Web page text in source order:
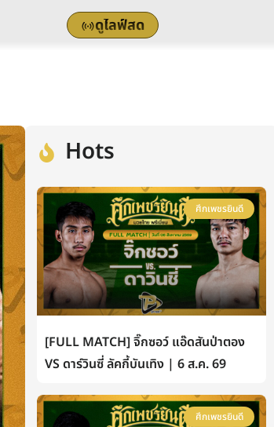
ดูไลฟ์สด
Hots
ศึกเพชรยินดี
[FULL MATCH] จิ๊กซอว์ แอ๊ดสันป่าตอง
VS ดาร์วินซี่ ลัคกี้บันเทิง | 6 ส.ค. 69
ศึกเพชรยินดี